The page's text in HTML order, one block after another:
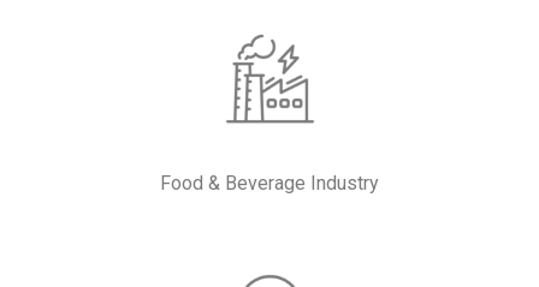
Food & Beverage Industry